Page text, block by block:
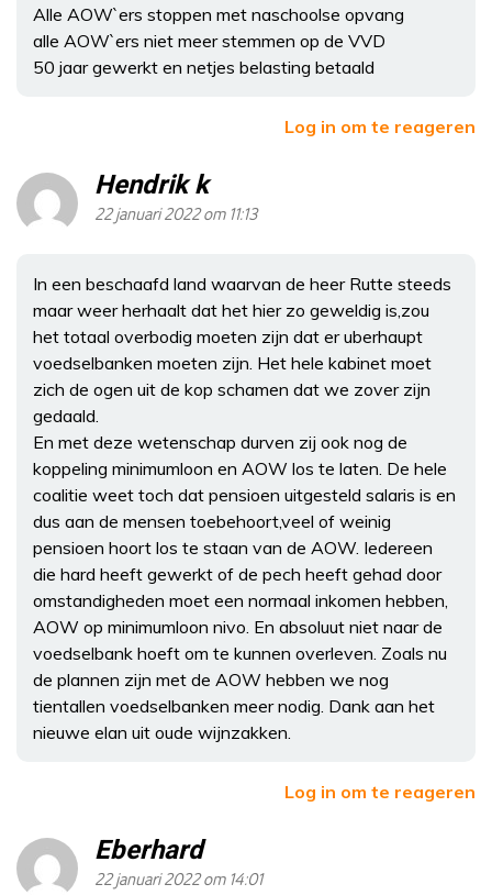
Alle AOW`ers stoppen met naschoolse opvang
alle AOW`ers niet meer stemmen op de VVD
50 jaar gewerkt en netjes belasting betaald
Log in om te reageren
Hendrik k
22 januari 2022 om 11:13
In een beschaafd land waarvan de heer Rutte steeds
maar weer herhaalt dat het hier zo geweldig is,zou
het totaal overbodig moeten zijn dat er uberhaupt
voedselbanken moeten zijn. Het hele kabinet moet
zich de ogen uit de kop schamen dat we zover zijn
gedaald.
En met deze wetenschap durven zij ook nog de
koppeling minimumloon en AOW los te laten. De hele
coalitie weet toch dat pensioen uitgesteld salaris is en
dus aan de mensen toebehoort,veel of weinig
pensioen hoort los te staan van de AOW. Iedereen
die hard heeft gewerkt of de pech heeft gehad door
omstandigheden moet een normaal inkomen hebben,
AOW op minimumloon nivo. En absoluut niet naar de
voedselbank hoeft om te kunnen overleven. Zoals nu
de plannen zijn met de AOW hebben we nog
tientallen voedselbanken meer nodig. Dank aan het
nieuwe elan uit oude wijnzakken.
Log in om te reageren
Eberhard
22 januari 2022 om 14:01